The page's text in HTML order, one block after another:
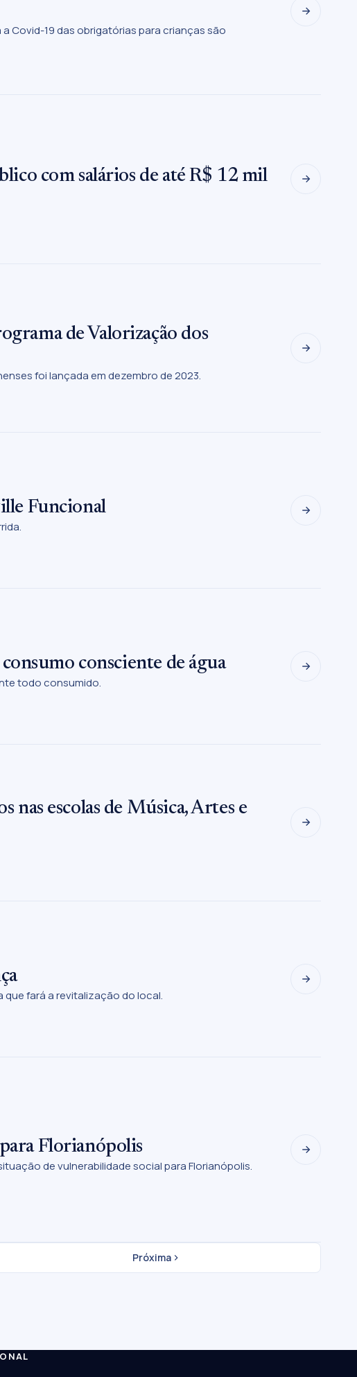
Covid-19 das obrigatórias para crianças são
com salários de até R$ 12 mil
de Valorização dos
foi lançada em dezembro de 2023.
Funcional
consciente de água
todo consumido.
nas escolas de Música, Artes e
fará a revitalização do local.
Florianópolis
de vulnerabilidade social para Florianópolis.
Próxima